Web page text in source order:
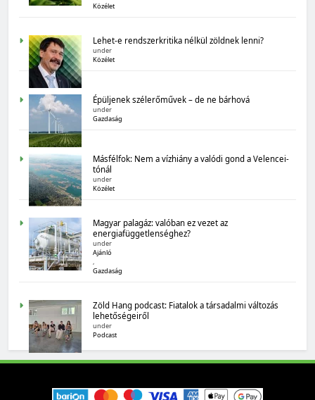
MAGYARORSZÁG SZÁMOKBAN
Magyarország számokban: biogazdálkodás
MAGYARORSZÁG SZÁMOKBAN
Tizenhat adatsor a tizenhat évről
Közélet
Lehet-e rendszerkritika nélkül zöldnek lenni?
under
Közélet
Épüljenek szélerőművek – de ne bárhová
under
Gazdaság
Másfélfok: Nem a vízhiány a valódi gond a Velencei-
tónál
under
Közélet
Magyar palagáz: valóban ez vezet az
energiafüggetlenséghez?
under
Ajánló
Gazdaság
Zöld Hang podcast: Fiatalok a társadalmi változás
lehetőségeiről
under
Podcast